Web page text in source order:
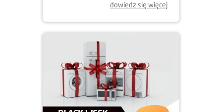
dowiedz się więcej